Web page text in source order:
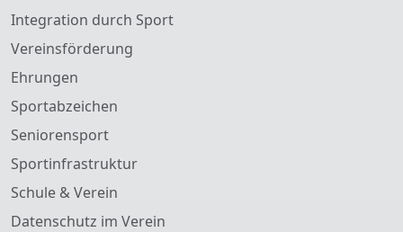
Integration durch Sport
Vereinsförderung
Ehrungen
Sportabzeichen
Seniorensport
Sportinfrastruktur
Schule & Verein
Datenschutz im Verein